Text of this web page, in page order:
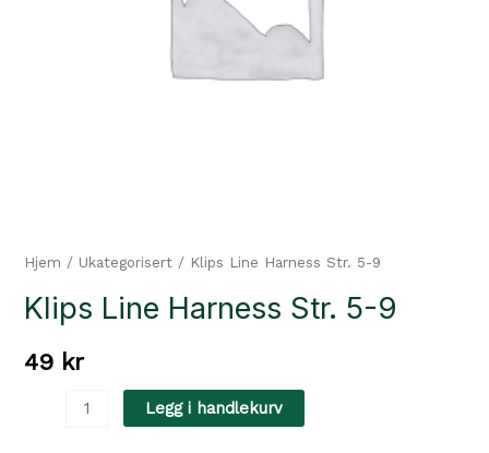
Hjem / Ukategorisert / Klips Line Harness Str. 5-9
Klips Line Harness Str. 5-9
49 kr
Legg i handlekurv